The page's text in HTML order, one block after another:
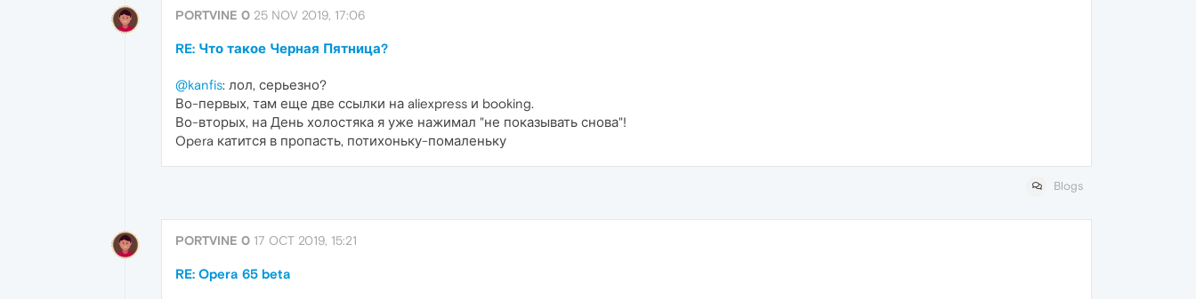
PORTVINE 0 25 NOV 2019, 17:06
RE: Что такое Черная Пятница?
@kanfis: лол, серьезно?
Во-первых, там еще две ссылки на aliexpress и booking.
Во-вторых, на День холостяка я уже нажимал "не показывать снова"!
Opera катится в пропасть, потихоньку-помаленьку
Blogs
PORTVINE 0 17 OCT 2019, 15:21
RE: Opera 65 beta